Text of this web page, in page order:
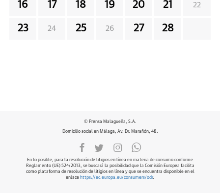
16 17 18 19 20 21 22
23 24 25 26 27 28
© Prensa Malagueña, S.A.
Domicilio social en Málaga, Av. Dr. Marañón, 48.
En lo posible, para la resolución de litigios en línea en materia de consumo conforme
Reglamento (UE) 524/2013, se buscará la posibilidad que la Comisión Europea facilita
como plataforma de resolución de litigios en línea y que se encuentra disponible en el
enlace https://ec.europa.eu/consumers/odr.